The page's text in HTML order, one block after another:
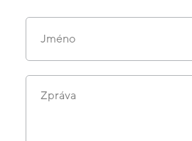
Jméno
Zpráva